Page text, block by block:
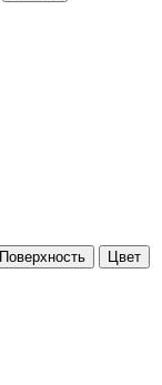
Поверхность
Цвет